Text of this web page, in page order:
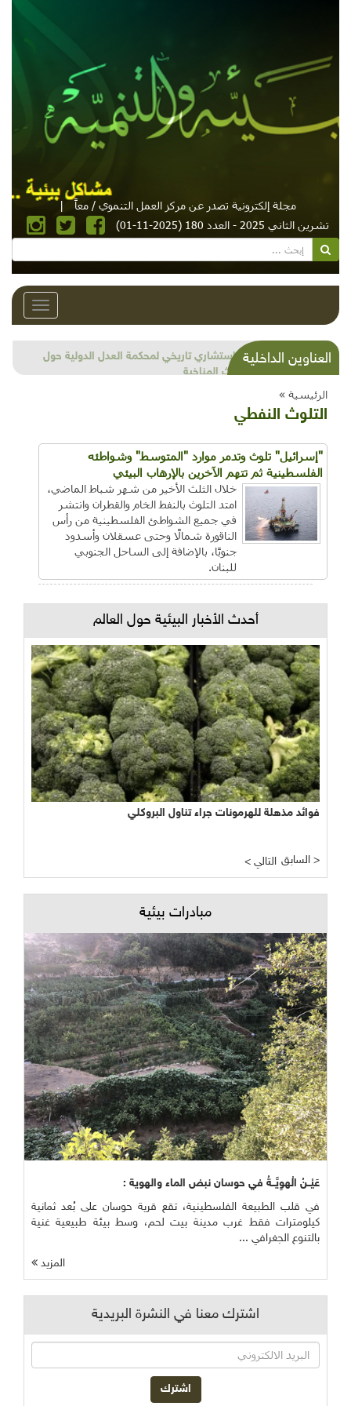
مجلة إلكترونية تصدر عن مركز العمل التنموي / معاً
|
تشرين الثاني 2025 - العدد 180 (2025-11-01)
Toggle
العناوين الداخليةشذرات بيئية وتنموية...بنية تحتية وحلويات قبيحة
وحاكورة ونوبل وزيتون و"سيباط"
الرئيسية »
التلوث النفطي
"إسرائيل" تلوث وتدمر موارد "المتوسط" وشواطئه
الفلسطينية ثم تتهم الآخرين بالإرهاب البيئي
خلال الثلث الأخير من شهر شباط الماضي،
امتد التلوث بالنفط الخام والقطران وانتشر
في جميع الشواطئ الفلسطينية من رأس
الناقورة شمالًا وحتى عسقلان وأسدود
جنوبًا، بالإضافة إلى الساحل الجنوبي
للبنان.
أحدث الأخبار البيئية حول العالم
فوائد مذهلة للهرمونات جراء تناول البروكلي
< التالي السابق >
مبادرات بيئية
عَيْــنُ الْهوِيَّــةُ في حوسان نبض الماء والهوية :
في قلب الطبيعة الفلسطينية، تقع قرية حوسان على بُعد ثمانية
كيلومترات فقط غرب مدينة بيت لحم، وسط بيئة طبيعية غنية
بالتنوع الجغرافي ...
المزيد
اشترك معنا في النشرة البريدية